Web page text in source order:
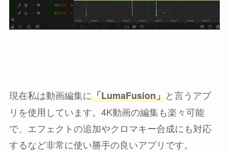
現在私は動画編集に「LumaFusion」と言うアプ
リを使用しています。4K動画の編集も楽々可能
で、エフェクトの追加やクロマキー合成にも対応
するなど非常に使い勝手の良いアプリです。